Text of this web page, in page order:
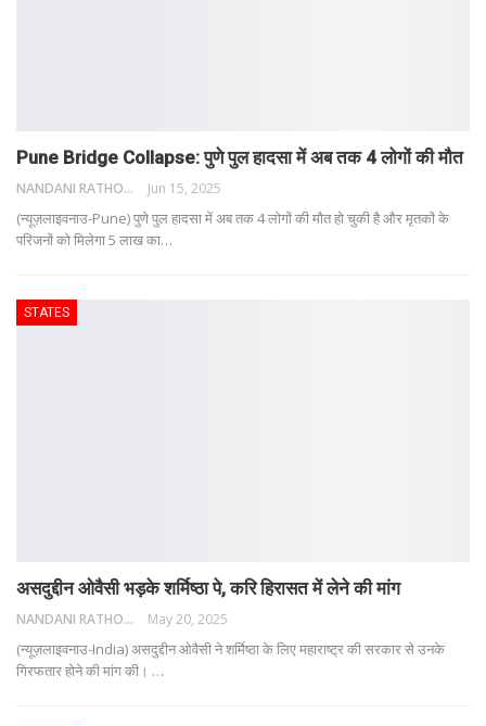
Pune Bridge Collapse: पुणे पुल हादसा में अब तक 4 लोगों की मौत
NANDANI RATHORE Jun 15, 2025
(न्यूज़लाइवनाउ-Pune) पुणे पुल हादसा में अब तक 4 लोगों की मौत हो चुकी है और मृतकों के
परिजनों को मिलेगा 5 लाख का…
STATES
असदुद्दीन ओवैसी भड़के शर्मिष्ठा पे, करि हिरासत में लेने की मांग
NANDANI RATHORE May 20, 2025
(न्यूज़लाइवनाउ-India) असदुद्दीन ओवैसी ने शर्मिष्ठा के लिए महाराष्ट्र की सरकार से उनके
गिरफतार होने की मांग की। …